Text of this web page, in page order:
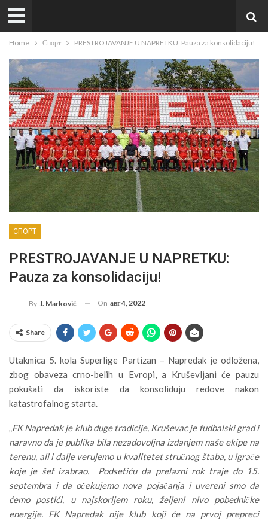
Home Спорт PRESTROJAVANJE U NAPRETKU: Pauza za konsolidaciju!
СПОРТ
PRESTROJAVANJE U NAPRETKU:
Pauza za konsolidaciju!
By J. Marković On авг 4, 2022
Share
Utakmica 5. kola Superlige Partizan – Napredak je odložena,
zbog obaveza crno-belih u Evropi, a Kruševljani će pauzu
pokušati da iskoriste da konsoliduju redove nakon
katastrofalnog starta.
„FK Napredak je klub duge tradicije, Kruševac je fudbalski grad i
naravno da je publika bila nezadovoljna izdanjem naše ekipe na
terenu, ali i dalje verujemo u kvalitetet stručnog štaba, u igrače
koje je šef izabrao. Podsetiću da prelazni rok traje do 15.
septembra i da očekujemo nova pojačanja i uvereni smo da
ćemo postići, u najskorijem roku, željeni nivo pobedničke
energije. FK Napredak nije klub koji će na prvoj prepreci